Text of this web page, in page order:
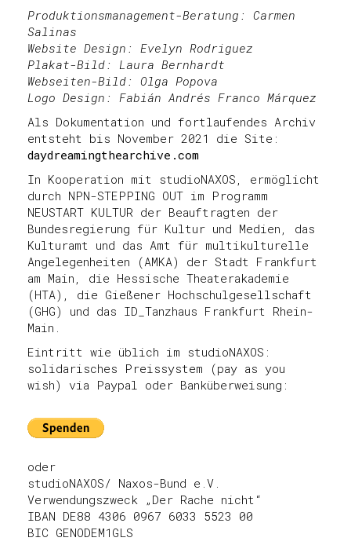
Produktionsmanagement-Beratung: Carmen
Salinas
Website Design: Evelyn Rodriguez
Plakat-Bild: Laura Bernhardt
Webseiten-Bild: Olga Popova
Logo Design: Fabián Andrés Franco Márquez
Als Dokumentation und fortlaufendes Archiv
entsteht bis November 2021 die Site:
daydreamingthearchive.com
In Kooperation mit studioNAXOS, ermöglicht
durch NPN-STEPPING OUT im Programm
NEUSTART KULTUR der Beauftragten der
Bundesregierung für Kultur und Medien, das
Kulturamt und das Amt für multikulturelle
Angelegenheiten (AMKA) der Stadt Frankfurt
am Main, die Hessische Theaterakademie
(HTA), die Gießener Hochschulgesellschaft
(GHG) und das ID_Tanzhaus Frankfurt Rhein-
Main.
Eintritt wie üblich im studioNAXOS:
solidarisches Preissystem (pay as you
wish) via Paypal oder Banküberweisung:
oder
studioNAXOS/ Naxos-Bund e.V.
Verwendungszweck „Der Rache nicht“
IBAN DE88 4306 0967 6033 5523 00
BIC GENODEM1GLS